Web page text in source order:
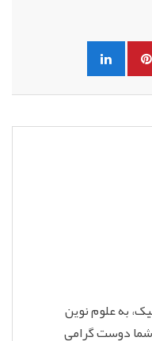
به علوم نوین
شما دوست گرامی